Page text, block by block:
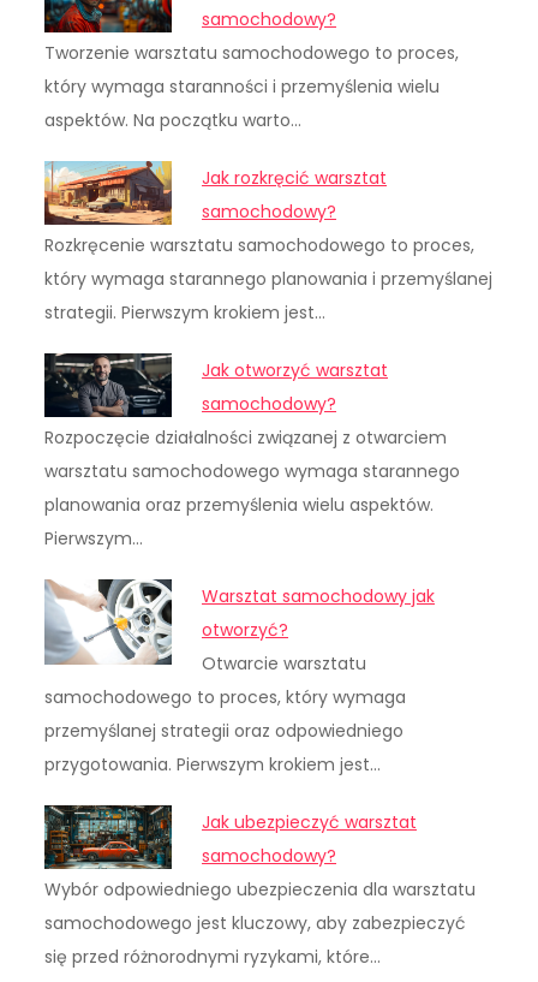
samochodowy?
Tworzenie warsztatu samochodowego to proces,
który wymaga staranności i przemyślenia wielu
aspektów. Na początku warto…
Jak rozkręcić warsztat
samochodowy?
Rozkręcenie warsztatu samochodowego to proces,
który wymaga starannego planowania i przemyślanej
strategii. Pierwszym krokiem jest…
Jak otworzyć warsztat
samochodowy?
Rozpoczęcie działalności związanej z otwarciem
warsztatu samochodowego wymaga starannego
planowania oraz przemyślenia wielu aspektów.
Pierwszym…
Warsztat samochodowy jak
otworzyć?
Otwarcie warsztatu
samochodowego to proces, który wymaga
przemyślanej strategii oraz odpowiedniego
przygotowania. Pierwszym krokiem jest…
Jak ubezpieczyć warsztat
samochodowy?
Wybór odpowiedniego ubezpieczenia dla warsztatu
samochodowego jest kluczowy, aby zabezpieczyć
się przed różnorodnymi ryzykami, które…